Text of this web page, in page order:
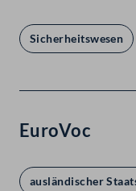
Sicherheitswesen
EuroVoc
ausländischer